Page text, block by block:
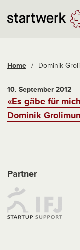
Home / Dominik
10. September 2012
«Es gäbe für
Dominik
Partner